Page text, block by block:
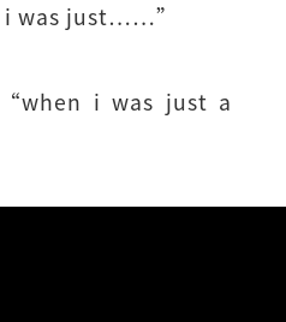
i was just……”
i was just a